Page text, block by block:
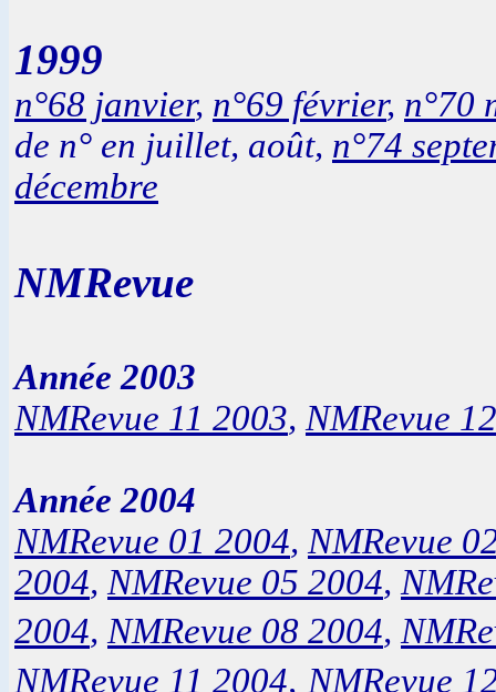
1999
n°68 janvier, n°69 février, n°70
de n° en juillet, août, n°74
décembre
NMRevue
Année 2003
NMRevue 11 2003, NMRevue
Année 2004
NMRevue 01 2004, NMRevue
2004, NMRevue 05 2004,
2004, NMRevue 08 2004,
NMRevue 11 2004, NMRevue